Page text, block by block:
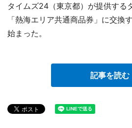
タイムズ24（東京都）が提供する
「熱海エリア共通商品券」に交換
始まった。
記事を読む